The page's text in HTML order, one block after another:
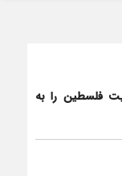
اندیشکده آمریکایی:
سوءاستفاده معاندین از
فلسطین را به